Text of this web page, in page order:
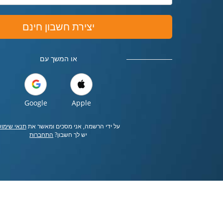
יצירת חשבון חינם
או המשך עם
Apple
Google
על ידי הרשמה, אני מסכים ומאשר אתתנאי
יש לך חשבון? התחברות